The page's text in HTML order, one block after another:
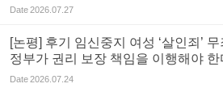
Date2026.07.27
[논평] 후기 임신중지 여성 ‘살인죄’
정부가 권리 보장 책임을 이행해야 한
Date2026.07.24